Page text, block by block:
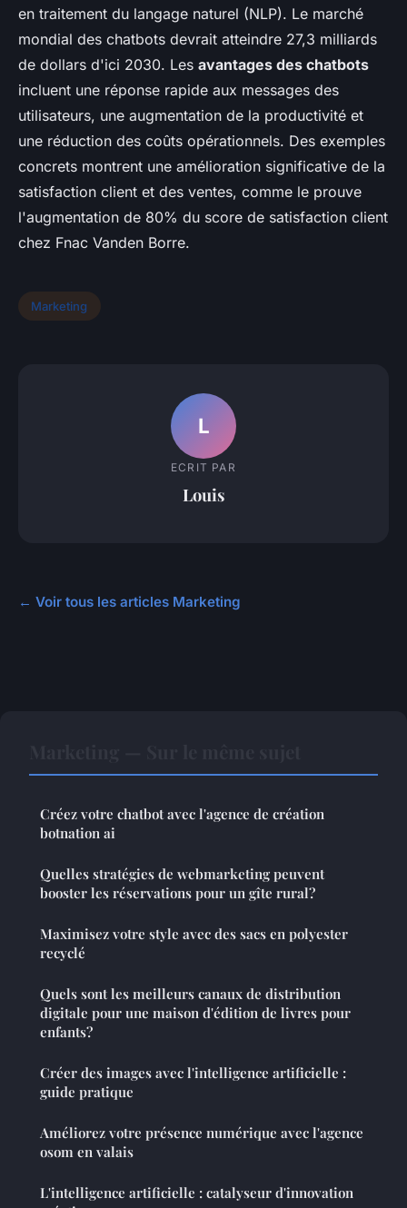
en traitement du langage naturel (NLP). Le marché
mondial des chatbots devrait atteindre 27,3 milliards
de dollars d'ici 2030. Les avantages des chatbots
incluent une réponse rapide aux messages des
utilisateurs, une augmentation de la productivité et
une réduction des coûts opérationnels. Des exemples
concrets montrent une amélioration significative de la
satisfaction client et des ventes, comme le prouve
l'augmentation de 80% du score de satisfaction client
chez Fnac Vanden Borre.
Marketing
L
ECRIT PAR
Louis
← Voir tous les articles Marketing
Créez votre chatbot avec l'agence de création
botnation ai
Quelles stratégies de webmarketing peuvent
booster les réservations pour un gîte rural?
Maximisez votre style avec des sacs en polyester
recyclé
Quels sont les meilleurs canaux de distribution
digitale pour une maison d'édition de livres pour
enfants?
Créer des images avec l'intelligence artificielle :
guide pratique
Améliorez votre présence numérique avec l'agence
osom en valais
L'intelligence artificielle : catalyseur d'innovation